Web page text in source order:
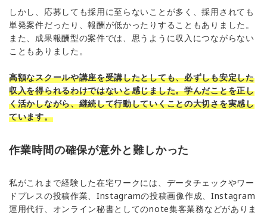
しかし、応募しても採用に至らないことが多く、採用されても
単発案件だったり、報酬が低かったりすることもありました。
また、成果報酬型の案件では、思うように収入につながらない
こともありました。
高額なスクールや講座を受講したとしても、必ずしも安定した
収入を得られるわけではないと感じました。学んだことを正し
く活かしながら、継続して行動していくことの大切さを実感し
ています。
作業時間の確保が意外と難しかった
私がこれまで経験した在宅ワークには、データチェックやワー
ドプレスの投稿作業、Instagramの投稿画像作成、Instagram
運用代行、オンライン秘書としてのnote集客業務などがありま